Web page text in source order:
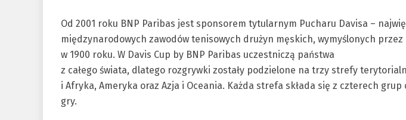
Od 2001 roku BNP Paribas jest sponsorem tytularnym Pucharu Davisa –
międzynarodowych zawodów tenisowych drużyn męskich, wymyślonych przez
w 1900 roku. W Davis Cup by BNP Paribas uczestniczą państwa
z całego świata, dlatego rozgrywki zostały podzielone na trzy strefy
i Afryka, Ameryka oraz Azja i Oceania. Każda strefa składa się z czterech
gry.